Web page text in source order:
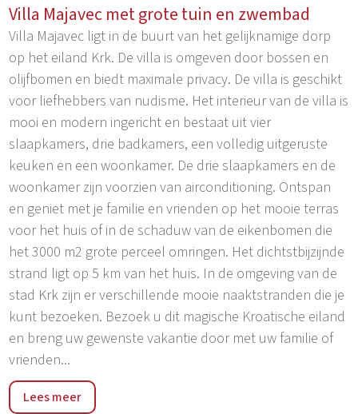
Villa Majavec met grote tuin en zwembad
Villa Majavec ligt in de buurt van het gelijknamige dorp
op het eiland Krk. De villa is omgeven door bossen en
olijfbomen en biedt maximale privacy. De villa is geschikt
voor liefhebbers van nudisme. Het interieur van de villa is
mooi en modern ingericht en bestaat uit vier
slaapkamers, drie badkamers, een volledig uitgeruste
keuken en een woonkamer. De drie slaapkamers en de
woonkamer zijn voorzien van airconditioning. Ontspan
en geniet met je familie en vrienden op het mooie terras
voor het huis of in de schaduw van de eikenbomen die
het 3000 m2 grote perceel omringen. Het dichtstbijzijnde
strand ligt op 5 km van het huis. In de omgeving van de
stad Krk zijn er verschillende mooie naaktstranden die je
kunt bezoeken. Bezoek u dit magische Kroatische eiland
en breng uw gewenste vakantie door met uw familie of
vrienden...
Vrbnik is een stad zoals je die nog nooit hebt gezien. Als
je het nest van oude huizen binnengaat en de bochtige
Lees meer